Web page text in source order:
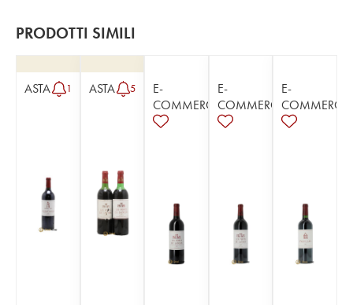
PRODOTTI SIMILI
ASTA 1 ASTA 5
E-
COMMERCE
E-
COMMERCE
E-
COMMERCE